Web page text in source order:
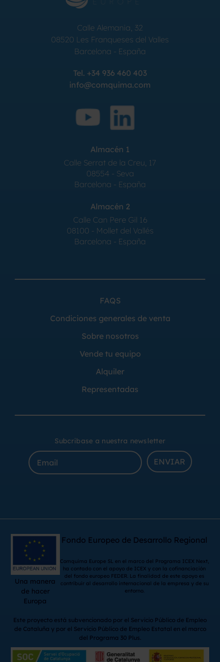
Calle Alemania, 32
08520 Les Franqueses del Valles
Barcelona - España
Tel. +34 936 460 403
info@comquima.com
Almacén 1
Calle Serrat de la Creu, 17
08554 - Seva
Barcelona - España
Almacén 2
Calle Can Pere Gil 16
08100 - Mollet del Vallés
Barcelona - España
FAQS
Condiciones generales de venta
Sobre nosotros
Vende tu equipo
Alquiler
Representadas
Subcribase a nuestra newsletter
ENVIAR
Una manera
de hacer
Europa
Fondo Europeo de Desarrollo Regional
Comquima Europe SL en el marco del Programa ICEX Next,
ha contado con el apoyo de ICEX y con la cofinanciación
del fondo europeo FEDER. La finalidad de este apoyo es
contribuir al desarrollo internacional de la empresa y de su
entorno.
Este proyecto está subvencionado por el Servicio Público de Empleo
de Cataluña y por el Servicio Público de Empleo Estatal en el marco
del Programa 30 Plus.